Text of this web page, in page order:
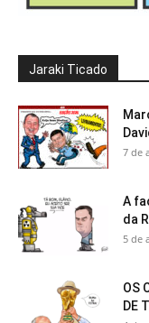
Jaraki Ticado
7 de
A
da
5 de
OS
DE